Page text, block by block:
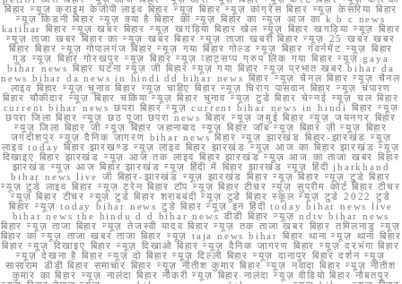
बिहार न्यूज़ क्राइम केजीपी लाइव बिहार न्यूज़ बिहार न्यूज़ कांग्रेस बिहार न्यूज़ केसरिया बिहार
न्यूज़ किडनी बिहार न्यूज़ क्या है बिहार की न्यूज़ बिहार का न्यूज़ आज का k b c news
katihar बिहार न्यूज़ खबर बिहार न्यूज़ खगड़िया बिहार खेल न्यूज़ बिहार खगड़िया न्यूज़ बिहार
न्यूज़ ताजा खबर बिहार का न्यूज़ खबर बिहार न्यूज़ ताजा खबरी बिहार न्यूज़ 25 खबर खबर
बिहार बिहार न्यूज़ गोपालगंज बिहार न्यूज़ गया बिहार गोल्ड न्यूज़ बिहार गवर्नमेंट न्यूज़ बिहार
गुड न्यूज़ बिहार गोरखपुर न्यूज़ बिहार न्यूज़ व्हाट्सप्प ग्रुप लिंक गया बिहार न्यूज़ gaya
bihar news बिहार घटना न्यूज़ जी बिहार न्यूज़ गया बिहार न्यूज़ प्रभात खबर bihar da
news bihar da news in hindi dd bihar news बिहार न्यूज़ चैनल बिहार न्यूज़ चैनल
लाइव बिहार न्यूज़ चुनाव बिहार न्यूज़ चाहिए बिहार न्यूज़ चिराग पासवान बिहार न्यूज़ चंपारण
बिहार चौकीदार न्यूज़ बिहार चकिया न्यूज़ बिहार चुनाव न्यूज़ टुडे बिहार चेन्नई न्यूज़ चल बिहार
current bihar news छपरा बिहार न्यूज़ current bihar news in hindi बिहार न्यूज़
छपरा जिला बिहार न्यूज़ छठ पूजा छपरा news बिहार न्यूज़ जमुई बिहार न्यूज़ जयनगर बिहार
न्यूज़ जिला बिहार जी न्यूज़ बिहार जहानाबाद न्यूज़ बिहार जॉब न्यूज़ बिहार ज़ी न्यूज़ बिहार
जगदीशपुर न्यूज़ दैनिक जागरण bihar news बिहार न्यूज़ झारखंड बिहार-झारखंड न्यूज़
लाइव today बिहार झारखण्ड न्यूज़ लाइव बिहार झारखंड न्यूज़ आज का बिहार झारखंड न्यूज़
दिखाइए बिहार झारखंड न्यूज़ आज तक लाइव बिहार झारखंड न्यूज़ आज का ताजा खबर बिहार
झारखंड न्यूज़ आज बिहार झारखंड न्यूज़ हिंदी में बिहार झारखंड न्यूज़ हिंदी jharkhand
bihar news live जी बिहार-झारखंड न्यूज़ झारखंड बिहार न्यूज़ बिहार न्यूज़ टुडे बिहार
न्यूज़ टुडे लाइव बिहार न्यूज़ ट्रेन बिहार टॉप न्यूज़ बिहार टीचर न्यूज़ सुप्रीम कोर्ट बिहार टीचर
न्यूज़ बिहार टीचर न्यूज़ टुडे बिहार शराबबंदी न्यूज़ टुडे बिहार स्कूल न्यूज़ टुडे 2022 टुडे
बिहार न्यूज़ today bihar news टुडे बिहार न्यूज़ इन हिंदी today bihar news live
bihar news the hindu d d bihar news डीडी बिहार न्यूज़ ndtv bihar news
बिहार न्यूज़ ताजा बिहार न्यूज़ तेजस्वी यादव बिहार न्यूज़ तक ताजा खबर बिहार तमिलनाडु न्यूज़
बिहार का न्यूज़ ताजा खबर ताजा बिहार न्यूज़ taja news bihar बिहार थाना न्यूज़ थाना बिहार
बिहार न्यूज़ दिखाइए बिहार न्यूज़ दिखाओ बिहार न्यूज़ दैनिक जागरण बिहार न्यूज़ दरभंगा बिहार
न्यूज़ देखना है बिहार न्यूज़ दो बिहार न्यूज़ दिल्ली बिहार न्यूज़ दानापुर बिहार दर्शन न्यूज़
सासाराम डीडी बिहार समाचार बिहार न्यूज़ नीतीश कुमार बिहार न्यूज़ नवादा बिहार न्यूज़ नीतीश
कुमार का बिहार न्यूज़ नालंदा बिहार नौकरी न्यूज़ बिहार नालंदा न्यूज़ वीडियो बिहार नौबतपुर